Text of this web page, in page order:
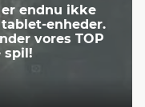
endnu ikke
enheder.
vores TOP
spil!